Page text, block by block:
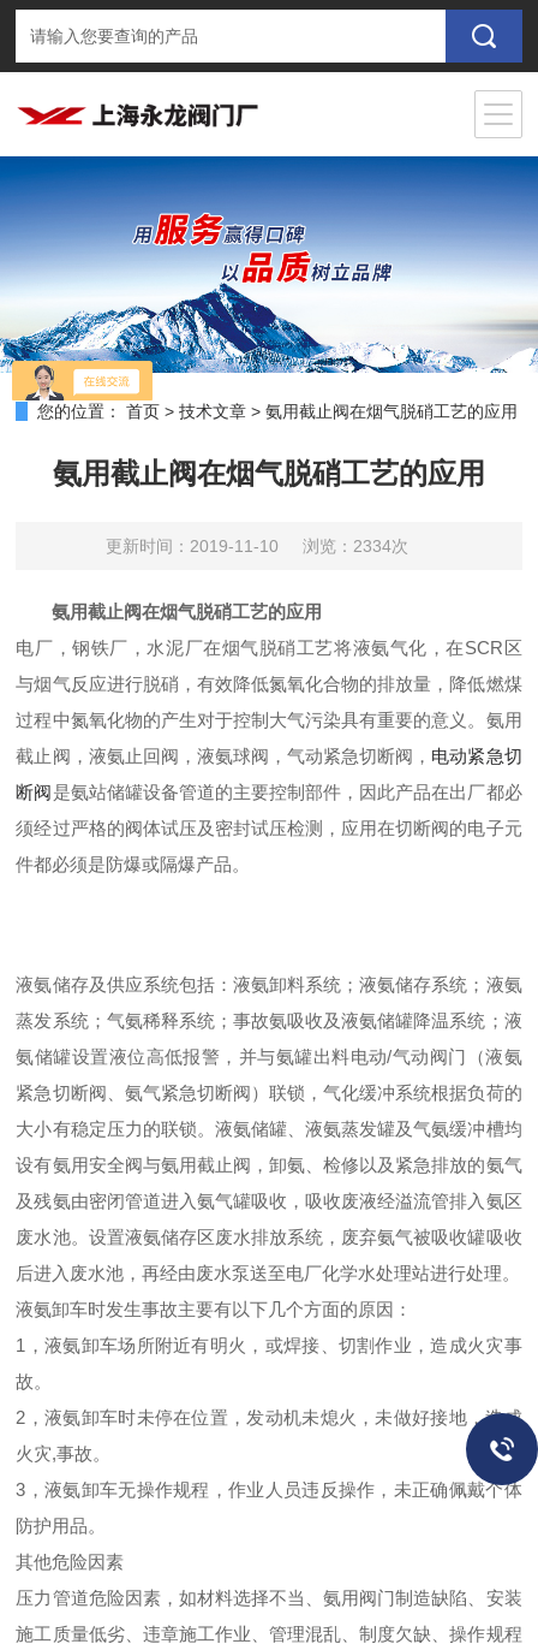
您的位置： 首页 >技术文章 >氨用截止阀在烟气脱硝工艺的应用
氨用截止阀在烟气脱硝工艺的应用
更新时间：2019-11-10 浏览：2334次
氨用截止阀在烟气脱硝工艺的应用
电厂，钢铁厂，水泥厂在烟气脱硝工艺将液氨气化，在SCR区
与烟气反应进行脱硝，有效降低氮氧化合物的排放量，降低燃煤
过程中氮氧化物的产生对于控制大气污染具有重要的意义。氨用
截止阀，液氨止回阀，液氨球阀，气动紧急切断阀， 电动紧急切
断阀是氨站储罐设备管道的主要控制部件，因此产品在出厂都必
须经过严格的阀体试压及密封试压检测，应用在切断阀的电子元
件都必须是防爆或隔爆产品。
液氨储存及供应系统包括：液氨卸料系统；液氨储存系统；液氨
蒸发系统；气氨稀释系统；事故氨吸收及液氨储罐降温系统；液
氨储罐设置液位高低报警，并与氨罐出料电动/气动阀门（液氨
紧急切断阀、氨气紧急切断阀）联锁，气化缓冲系统根据负荷的
大小有稳定压力的联锁。液氨储罐、液氨蒸发罐及气氨缓冲槽均
设有氨用安全阀与氨用截止阀，卸氨、检修以及紧急排放的氨气
及残氨由密闭管道进入氨气罐吸收，吸收废液经溢流管排入氨区
废水池。设置液氨储存区废水排放系统，废弃氨气被吸收罐吸收
后进入废水池，再经由废水泵送至电厂化学水处理站进行处理。
液氨卸车时发生事故主要有以下几个方面的原因：
1，液氨卸车场所附近有明火，或焊接、切割作业，造成火灾事
故。
2，液氨卸车时未停在位置，发动机未熄火，未做好接地，造成
火灾,事故。
3，液氨卸车无操作规程，作业人员违反操作，未正确佩戴个体
防护用品。
其他危险因素
压力管道危险因素，如材料选择不当、氨用阀门制造缺陷、安装
施工质量低劣、违章施工作业、管理混乱、制度欠缺、操作规程